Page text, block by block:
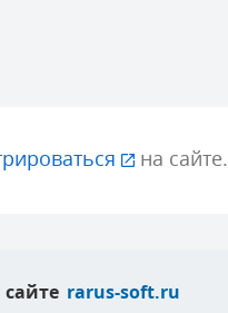
на сайте.
rarus-soft.ru